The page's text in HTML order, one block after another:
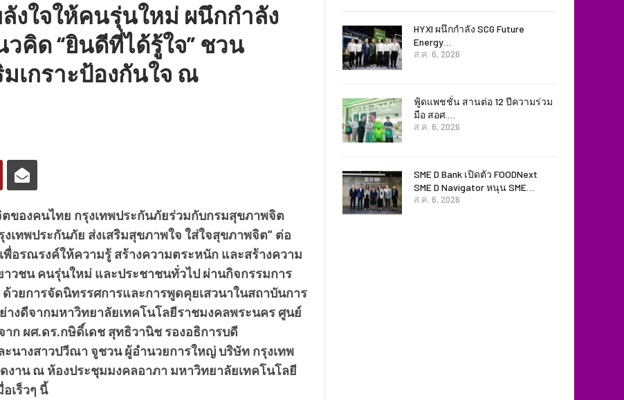
งใจให้คนรุ่นใหม่ ผนึกกำลัง
คิด “ยินดีที่ได้รู้ใจ” ชวน
มเกราะป้องกันใจ ณ
ของคนไทย กรุงเทพประกันภัยร่วมกับกรมสุขภาพจิต
เทพประกันภัย ส่งเสริมสุขภาพใจ ใส่ใจสุขภาพจิต” ต่อ
พื่อรณรงค์ให้ความรู้ สร้างความตระหนัก และสร้างความ
าวชน คนรุ่นใหม่ และประชาชนทั่วไป ผ่านกิจกรรมการ
วยการจัดนิทรรศการและการพูดคุยเสวนาในสถาบันการ
งดีจากมหาวิทยาลัยเทคโนโลยีราชมงคลพระนคร ศูนย์
ก ผศ.ดร.กษิดิ์เดช สุทธิวานิช รองอธิการบดี
นางสาวปวีณา จูชวน ผู้อำนวยการใหญ่ บริษัท กรุงเทพ
งาน ณ ห้องประชุมมงคลอาภา มหาวิทยาลัยเทคโนโลยี
เร็วๆ นี้
HYXI ผนึกกำลัง SCG Future
Energy…
ส.ค. 6, 2026
ฟู้ดแพชชั่น สานต่อ 12 ปีความร่วม
มือ สอศ.…
ส.ค. 6, 2026
SME D Bank เปิดตัว FOODNext
SME D Navigator หนุน SME…
ส.ค. 6, 2026